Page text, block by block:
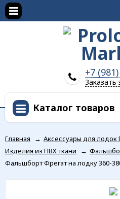
+7
Заказать
Каталог товаров
Главная → Аксессуары для лодок
Изделия из ПВХ ткани
→
Фальшборт Фрегат на лодку 360-